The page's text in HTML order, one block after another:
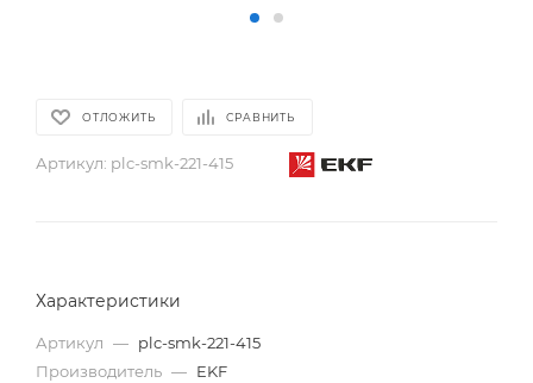
ОТЛОЖИТЬ СРАВНИТЬ
Артикул: plc-smk-221-415
Характеристики
Артикул — plc-smk-221-415
Производитель — EKF